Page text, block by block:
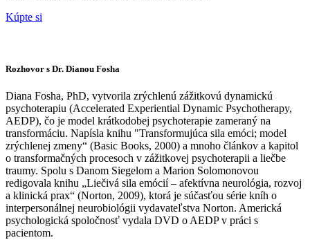
Kúpte si
Rozhovor s Dr. Dianou Fosha
Diana Fosha, PhD, vytvorila zrýchlenú zážitkovú dynamickú
psychoterapiu (Accelerated Experiential Dynamic Psychotherapy,
AEDP), čo je model krátkodobej psychoterapie zameraný na
transformáciu. Napísla knihu "Transformujúca sila emóci; model
zrýchlenej zmeny“ (Basic Books, 2000) a mnoho článkov a kapitol
o transformačných procesoch v zážitkovej psychoterapii a liečbe
traumy. Spolu s Danom Siegelom a Marion Solomonovou
redigovala knihu „Liečivá sila emócií – afektívna neurológia, rozvoj
a klinická prax“ (Norton, 2009), ktorá je súčasťou série kníh o
interpersonálnej neurobiológii vydavateľstva Norton. Americká
psychologická spoločnosť vydala DVD o AEDP v práci s
pacientom.